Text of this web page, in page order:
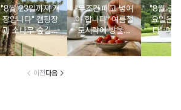
"8월 23일까지 개
장입니다" 캠핑장
과 소나무 숲길이
붙어있는 조용한
남해 해수욕장
"무조건 떼고 넣어
야 합니다" 여름철
도시락에 방울토
마토 꼭지 그대로
넣으면 생기는 일
"8월 금
요일은
다" 이
무료로
한 의미
이전다음